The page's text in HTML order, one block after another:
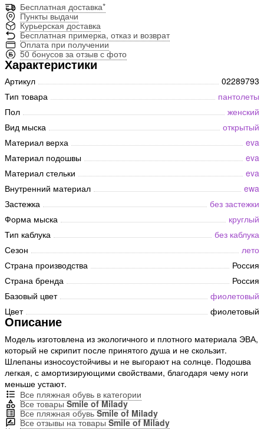
Бесплатная доставка*
Пункты выдачи
Курьерская доставка
Бесплатная примерка, отказ и возврат
Оплата при получении
50 бонусов за отзыв с фото
Характеристики
Артикул
02289793
Тип товара
пантолеты
Пол
женский
Вид мыска
открытый
Материал верха
eva
Материал подошвы
eva
Материал стельки
eva
Внутренний материал
ewa
Застежка
без застежки
Форма мыска
круглый
Тип каблука
без каблука
Сезон
лето
Страна производства
Россия
Страна бренда
Россия
Базовый цвет
фиолетовый
Цвет
фиолетовый
Описание
Модель изготовлена из экологичного и плотного материала ЭВА,
который не скрипит после принятого душа и не скользит.
Шлепаны износоустойчивы и не выгорают на солнце. Подошва
легкая, с амортизирующими свойствами, благодаря чему ноги
меньше устают.
Все пляжная обувь в категории
Все товарыSmile of Milady
Все пляжная обувьSmile of Milady
Все отзывы на товарыSmile of Milady